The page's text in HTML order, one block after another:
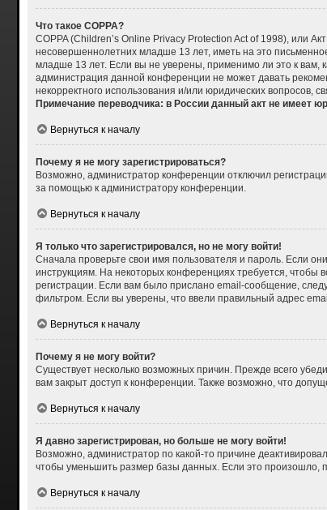
Что такое COPPA?
COPPA (Children’s Online Privacy Protection Act of 1998), или
несовершеннолетних младше 13 лет, иметь на это
младше 13 лет. Если вы не уверены, применимо ли это к вам,
администрация данной конференции не может давать
некорректного использования и/или юридических вопросов,
Примечание переводчика: в России данный акт не имеет
Вернуться к началу
Почему я не могу зарегистрироваться?
Возможно, администратор конференции отключил
за помощью к администратору конференции.
Вернуться к началу
Я только что зарегистрировался, но не могу войти!
Сначала проверьте свои имя пользователя и пароль. Если
инструкциям. На некоторых конференциях требуется,
регистрации. Если вам было прислано email-сообщение,
фильтром. Если вы уверены, что ввели правильный адрес
Вернуться к началу
Почему я не могу войти?
Существует несколько возможных причин. Прежде всего
вам закрыт доступ к конференции. Также возможно, что
Вернуться к началу
Я давно зарегистрирован, но больше не могу войти!
Возможно, администратор по какой-то причине
чтобы уменьшить размер базы данных. Если это произошло,
Вернуться к началу